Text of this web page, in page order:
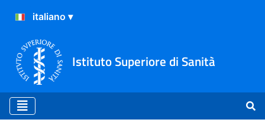
Istituto Superiore di Sanità